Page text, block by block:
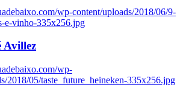
wp-content/uploads/2018/06/9-
e-vinho-335x256.jpg
Avillez
wp-
2018/05/taste_future_heineken-335x256.jpg